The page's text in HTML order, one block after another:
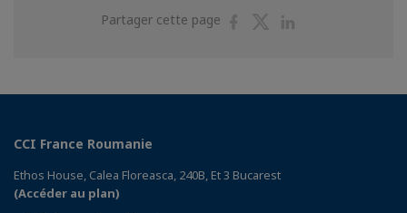
Partager cette page
PartagerPartager
CCI France Roumanie
Ethos House, Calea Floreasca, 240B, Et 3 Bucarest
(Accéder au plan)